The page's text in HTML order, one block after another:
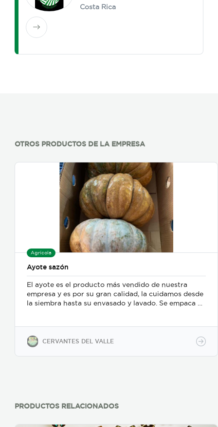
Costa Rica
OTROS PRODUCTOS DE LA EMPRESA
Agrícola
Ayote sazón
El ayote es el producto más vendido de nuestra
empresa y es por su gran calidad, la cuidamos desde
la siembra hasta su envasado y lavado. Se empaca en
CERVANTES DEL VALLE
PRODUCTOS RELACIONADOS